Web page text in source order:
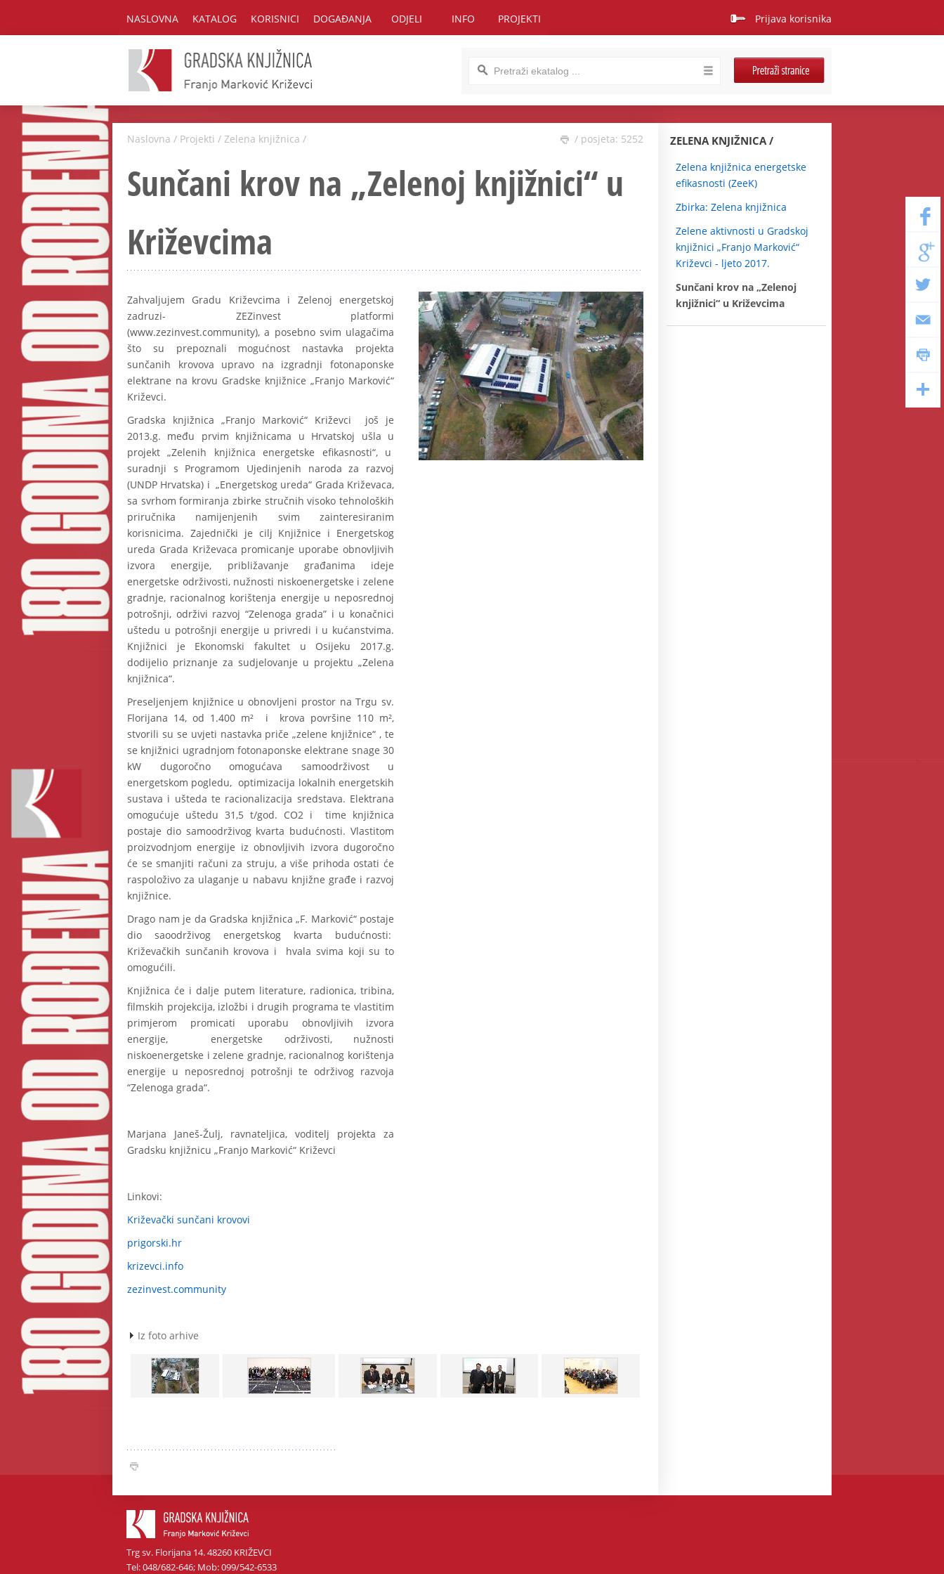
NASLOVNA KATALOG KORISNICI DOGAĐANJA ODJELI INFO PROJEKTI Prijava korisnika
Naslovna / Projekti / Zelena knjižnica / / posjeta: 5252
Sunčani krov na „Zelenoj knjižnici“ u
Križevcima
Zahvaljujem Gradu Križevcima i Zelenoj energetskoj
zadruzi- ZEZinvest platformi
(www.zezinvest.community), a posebno svim ulagačima
što su prepoznali mogućnost nastavka projekta
sunčanih krovova upravo na izgradnji fotonaponske
elektrane na krovu Gradske knjižnice „Franjo Marković“
Križevci.
Gradska knjižnica „Franjo Marković“ Križevci još je
2013.g. među prvim knjižnicama u Hrvatskoj ušla u
projekt „Zelenih knjižnica energetske efikasnosti“, u
suradnji s Programom Ujedinjenih naroda za razvoj
(UNDP Hrvatska) i „Energetskog ureda“ Grada Križevaca,
sa svrhom formiranja zbirke stručnih visoko tehnoloških
priručnika namijenjenih svim zainteresiranim
korisnicima. Zajednički je cilj Knjižnice i Energetskog
ureda Grada Križevaca promicanje uporabe obnovljivih
izvora energije, približavanje građanima ideje
energetske održivosti, nužnosti niskoenergetske i zelene
gradnje, racionalnog korištenja energije u neposrednoj
potrošnji, održivi razvoj “Zelenoga grada” i u konačnici
uštedu u potrošnji energije u privredi i u kućanstvima.
Knjižnici je Ekonomski fakultet u Osijeku 2017.g.
dodijelio priznanje za sudjelovanje u projektu „Zelena
knjižnica“.
Preseljenjem knjižnice u obnovljeni prostor na Trgu sv.
Florijana 14, od 1.400 m² i krova površine 110 m²,
stvorili su se uvjeti nastavka priče „zelene knjižnice“ , te
se knjižnici ugradnjom fotonaponske elektrane snage 30
kW dugoročno omogućava samoodrživost u
energetskom pogledu, optimizacija lokalnih energetskih
sustava i ušteda te racionalizacija sredstava. Elektrana
omogućuje uštedu 31,5 t/god. CO2 i time knjižnica
postaje dio samoodrživog kvarta budućnosti. Vlastitom
proizvodnjom energije iz obnovljivih izvora dugoročno
će se smanjiti računi za struju, a više prihoda ostati će
raspoloživo za ulaganje u nabavu knjižne građe i razvoj
knjižnice.
Drago nam je da Gradska knjižnica „F. Marković“ postaje
dio saoodrživog energetskog kvarta budućnosti:
Križevačkih sunčanih krovova i hvala svima koji su to
omogućili.
Knjižnica će i dalje putem literature, radionica, tribina,
filmskih projekcija, izložbi i drugih programa te vlastitim
primjerom promicati uporabu obnovljivih izvora
energije, energetske održivosti, nužnosti
niskoenergetske i zelene gradnje, racionalnog korištenja
energije u neposrednoj potrošnji te održivog razvoja
“Zelenoga grada“.
Marjana Janeš-Žulj, ravnateljica, voditelj projekta za
Gradsku knjižnicu „Franjo Marković“ Križevci
Linkovi:
Križevački sunčani krovovi
prigorski.hr
krizevci.info
zezinvest.community
Iz foto arhive
ZELENA KNJIŽNICA
Zelena knjižnica energetske
efikasnosti (ZeeK)
Zbirka: Zelena knjižnica
Zelene aktivnosti u Gradskoj
knjižnici „Franjo Marković“
Križevci - ljeto 2017.
Sunčani krov na „Zelenoj
knjižnici“ u Križevcima
Trg sv. Florijana 14. 48260 KRIŽEVCI
Tel: 048/682-646; Mob: 099/542-6533